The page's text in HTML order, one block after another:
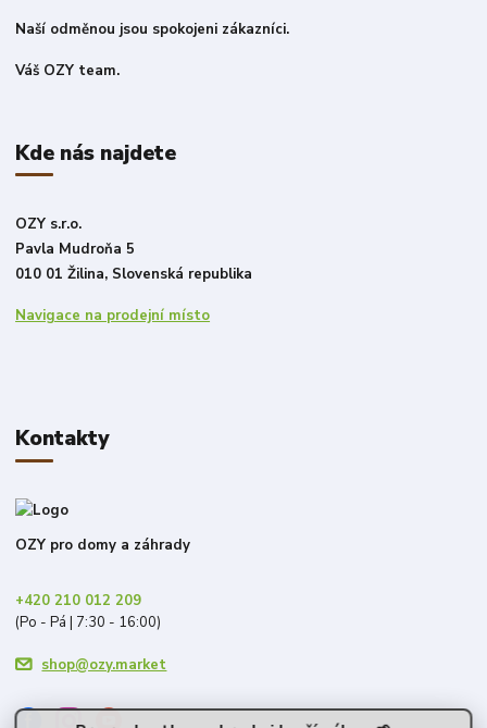
Naší odměnou jsou spokojeni zákazníci.
Váš OZY team.
Kde nás najdete
OZY s.r.o.
Pavla Mudroňa 5
010 01 Žilina, Slovenská republika
Navigace na prodejní místo
Kontakty
OZY pro domy a záhrady
+420 210 012 209
(Po - Pá | 7:30 - 16:00)
shop@ozy.market